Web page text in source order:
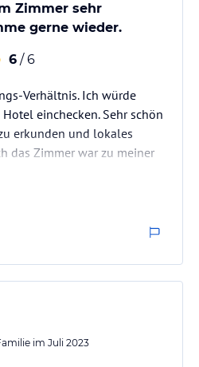
austoben können. Die Umgebung
für Outdoor-Aktivitäten wie
Sie die malerische Landschaft
Sie die Natur. Nach einem
mit Hilfe von KI. Alle
lies vor der Buchung die
Zimmer sehr
gerne wieder.
6 / 6
Verhältnis. Ich würde
einchecken. Sehr schön
erkunden und lokales
das Zimmer war zu meiner
im Juli 2023